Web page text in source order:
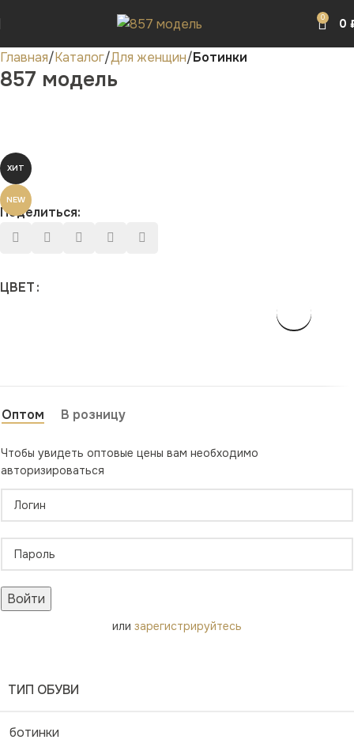
0 0
Главная Каталог Для женщин Ботинки
857 модель
ХИТ
NEW
Поделиться:
ЦВЕТ
Оптом В розницу
Чтобы увидеть оптовые цены вам необходимо
авторизироваться
Войти
или зарегистрируйтесь
ТИП ОБУВИ
ботинки